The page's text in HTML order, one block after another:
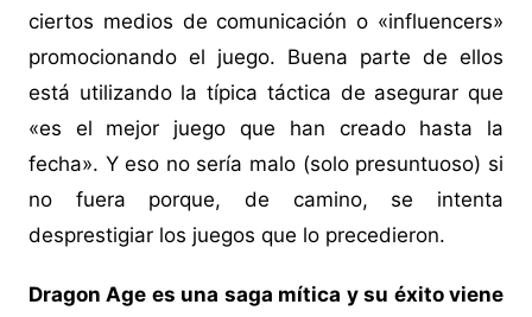
ciertos medios de comunicación o «influencers»
promocionando el juego. Buena parte de ellos
está utilizando la típica táctica de asegurar que
«es el mejor juego que han creado hasta la
fecha». Y eso no sería malo (solo presuntuoso) si
no fuera porque, de camino, se intenta
desprestigiar los juegos que lo precedieron.
Dragon Age es una saga mítica y su éxito viene